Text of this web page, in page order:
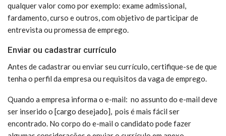
qualquer valor como por exemplo: exame admissional,
fardamento, curso e outros, com objetivo de participar de
entrevista ou promessa de emprego.
Enviar ou cadastrar currículo
Antes de cadastrar ou enviar seu currículo, certifique-se de que
tenha o perfil da empresa ou requisitos da vaga de emprego.
Quando a empresa informa o e-mail: no assunto do e-mail deve
ser inserido o [cargo desejado], pois é mais fácil ser
encontrado. No corpo do e-mail o candidato pode fazer